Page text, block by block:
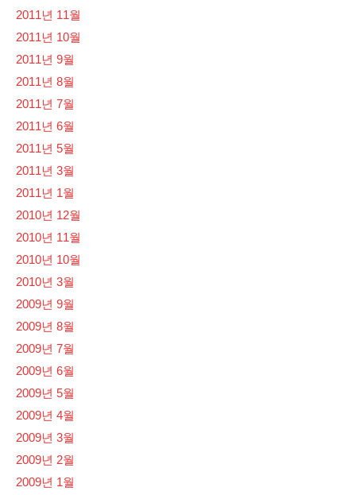
2011년 11월
2011년 10월
2011년 9월
2011년 8월
2011년 7월
2011년 6월
2011년 5월
2011년 3월
2011년 1월
2010년 12월
2010년 11월
2010년 10월
2010년 3월
2009년 9월
2009년 8월
2009년 7월
2009년 6월
2009년 5월
2009년 4월
2009년 3월
2009년 2월
2009년 1월